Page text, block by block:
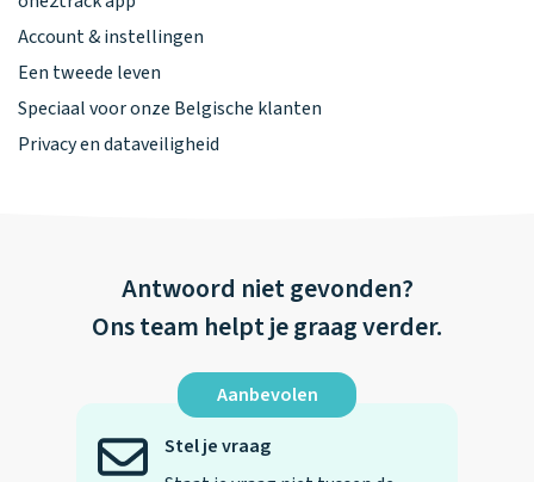
Account & instellingen
Een tweede leven
Speciaal voor onze Belgische klanten
Privacy en dataveiligheid
Antwoord niet gevonden?
Ons team helpt je graag verder.
Aanbevolen
Stel je vraag